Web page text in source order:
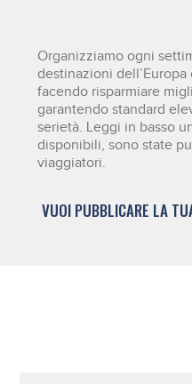
Organizziamo ogni
destinazioni dell’Europa
facendo risparmiare
garantendo standard
serietà. Leggi in basso
disponibili, sono state
viaggiatori.
VUOI PUBBLICARE LA